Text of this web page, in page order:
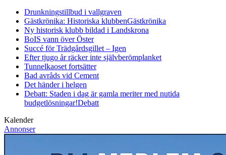
Drunkningstillbud i vallgraven
Gästkrönika: Historiska klubbenGästkrönika
Ny historisk klubb bildad i Landskrona
BoIS vann över Öster
Succé för Trädgårdsgillet – Igen
Efter tjugo år räcker inte självberömplanket
Tunnelkaoset fortsätter
Bad avråds vid Cement
Det händer i helgen
Debatt: Staden i dag är gamla meriter med nutida
budgetlösningar!Debatt
Kalender
Annonser